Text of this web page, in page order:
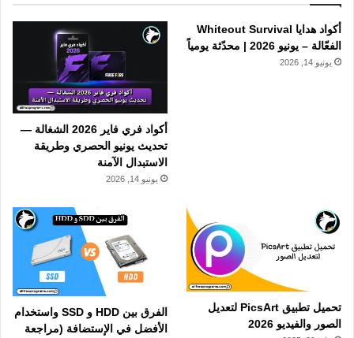
أكواد هدايا Whiteout Survival
الفعّالة – يونيو 2026 | محدّثة يومياً
يونيو 14, 2026
أكواد فري فاير 2026 الشغالة —
تحديث يونيو الحصري وطريقة
الاستبدال الآمنة
يونيو 14, 2026
تحميل تطبيق PicsArt لتعديل
الصور والفيديو 2026
الفرق بين HDD و SSD واستخدام
الأفضل في الإستضافة (مراجعة